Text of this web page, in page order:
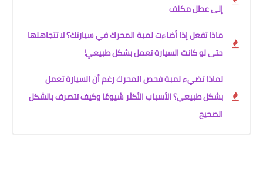
إلى عطل مكلف
ماذا تفعل إذا أضاءت لمبة المحرك في سيارتك؟ لا تتجاهلها
حتى لو كانت السيارة تعمل بشكل طبيعي!
لماذا تضيء لمبة فحص المحرك رغم أن السيارة تعمل
بشكل طبيعي؟ الأسباب الأكثر شيوعًا وكيف تتصرف بالشكل
الصحيح